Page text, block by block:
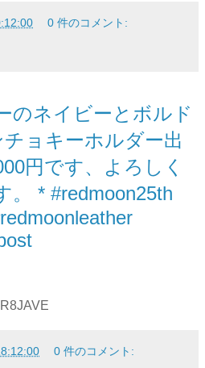
0 件のコメント:
のネイビーとボルド
ョキーホルダー出
円です、よろしく
。 * #redmoon25th
0 件のコメント: